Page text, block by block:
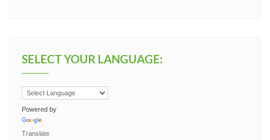
SELECT YOUR LANGUAGE:
Powered by
Translate